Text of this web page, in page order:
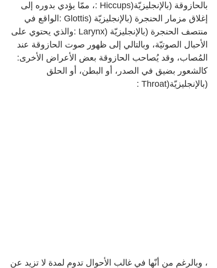
بالحازوقة (بالإنجليزيّة: Hiccups)، ممّا يؤدي بدوره إلى
إغلاق مزمار الحنجرة (بالإنجليزيّة : Glottis) الواقع في
منتصف الحنجرة (بالإنجليزيّة : Larynx)والذي يحتوي على
الأحبال الصوتيّة، وبالتالي إلى ظهور صوت الحازوقة عند
المُصاب، وقد يُصاحب الحازوقة بعض الأعراض الأخرى:
كالشعور بضيق في الصدر، أو البطن، أو الحلق
(بالإنجليزيّة: Throat)
، وبالرغم من أنّها في غالب الأحوال تدوم لمدة لا تزيد عن